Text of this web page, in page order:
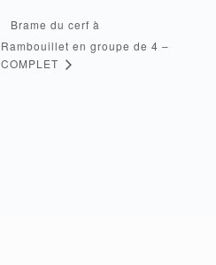
Brame du cerf à
Rambouillet en groupe de 4 –
COMPLET